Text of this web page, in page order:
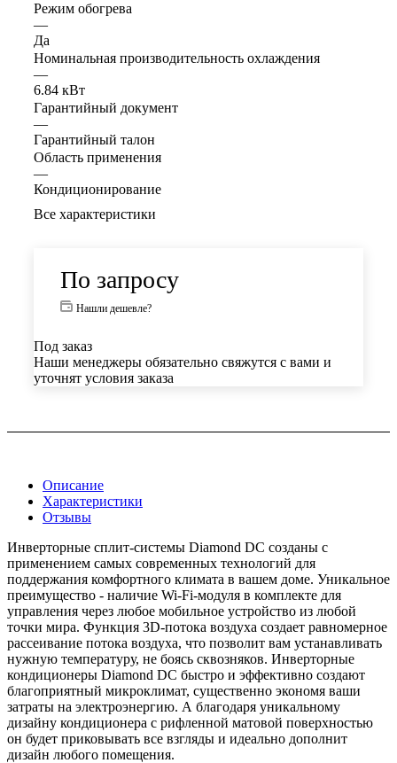
Режим обогрева
—
Да
Номинальная производительность охлаждения
—
6.84 кВт
Гарантийный документ
—
Гарантийный талон
Область применения
—
Кондиционирование
Все характеристики
По запросу
Нашли дешевле?
Под заказ
Наши менеджеры обязательно свяжутся с вами и
уточнят условия заказа
Описание
Характеристики
Отзывы
Инверторные сплит-системы Diamond DC созданы с
применением самых современных технологий для
поддержания комфортного климата в вашем доме. Уникальное
преимущество - наличие Wi-Fi-модуля в комплекте для
управления через любое мобильное устройство из любой
точки мира. Функция 3D-потока воздуха создает равномерное
рассеивание потока воздуха, что позволит вам устанавливать
нужную температуру, не боясь сквозняков. Инверторные
кондиционеры Diamond DC быстро и эффективно создают
благоприятный микроклимат, существенно экономя ваши
затраты на электроэнергию. А благодаря уникальному
дизайну кондиционера с рифленной матовой поверхностью
он будет приковывать все взгляды и идеально дополнит
дизайн любого помещения.